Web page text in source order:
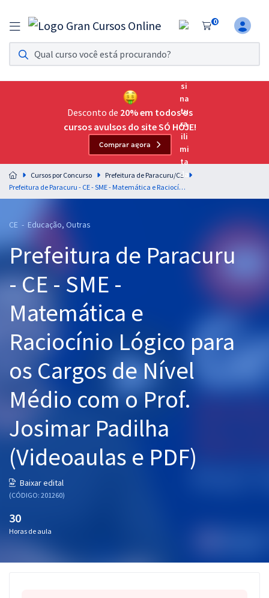
0
Assinatura Ilimitada 11
Acesso a todos os cursos. Teste grátis por 7 dias!
Assinatura OAB Até Passar
Acesso ilimitado a toda preparação para o Exame da
Residências Multiprofissionais
Preparação completa e intensiva para as principais
residências em saúde do Brasil
Cursos 20% OFF
Pós
Graduação
OAB
Questões grátis
Aprovados
Atendimento
Desconto de 20% em todos os
cursos avulsos do site SÓ HOJE!
Comprar agora
Cursos por Concurso
Prefeitura de Paracuru/CE
Prefeitura de Paracuru - CE - SME - Matemática e Raciocínio Lógico para os Cargos de Nível Médio com o Prof. Josimar Padilha (Videoaulas e PDF)
CE - Educação, Outras
Prefeitura de Paracuru
- CE - SME -
Matemática e
Raciocínio Lógico para
os Cargos de Nível
Médio com o Prof.
Josimar Padilha
(Videoaulas e PDF)
Baixar edital
(CÓDIGO: 201260)
30
Horas de aula